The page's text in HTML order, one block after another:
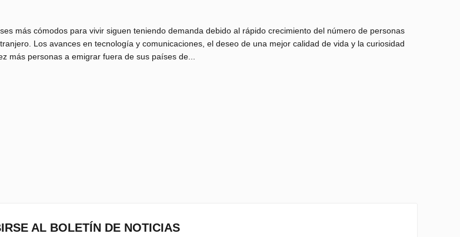
más cómodos para vivir siguen teniendo demanda debido al rápido crecimiento del número de personas
Los avances en tecnología y comunicaciones, el deseo de una mejor calidad de vida y la curiosidad
más personas a emigrar fuera de sus países de...
AL BOLETÍN DE NOTICIAS